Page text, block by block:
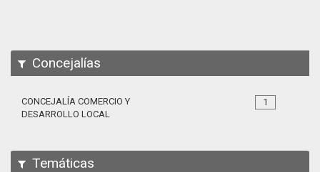
Concejalías
1
CONCEJALÍA COMERCIO Y
DESARROLLO LOCAL
Temáticas